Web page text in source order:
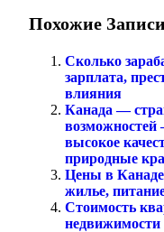
Похожие
Сколько
зарплата,
влияния
Канада —
высокое
природные
Цены в Канаде
жилье,
Стоимость
недвижимости